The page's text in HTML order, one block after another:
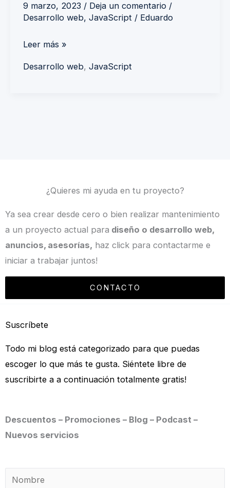
9 marzo, 2023 / Deja un comentario /
Desarrollo web, JavaScript / Eduardo
Leer más »
Desarrollo web, JavaScript
¿Quieres mi ayuda en tu proyecto?
Ya sea crear desde cero o bien realizar mantenimiento
a un proyecto actual para diseño o desarrollo web,
anuncios, asesorías, haz click para contactarme e
iniciar a trabajar juntos!
CONTACTO
Suscríbete
Todo mi blog está categorizado para que puedas
escoger lo que más te gusta. Siéntete libre de
suscribirte a a continuación totalmente gratis!
Descuentos – Promociones – Blog – Podcast –
Nuevos servicios